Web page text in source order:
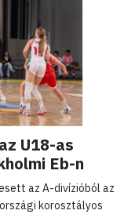
U18-as
Eb-n
az A-divízióból az
korosztályos